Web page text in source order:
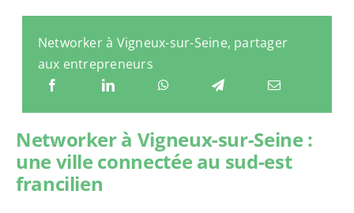
Networker à Vigneux-sur-Seine, partager
aux entrepreneurs
Networker à Vigneux-sur-Seine :
une ville connectée au sud-est
francilien